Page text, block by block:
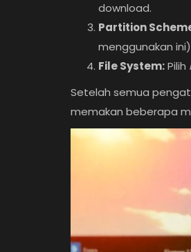
download.
Partition
menggunakan
File System:Pilih
Setelah semua
memakan beberapa